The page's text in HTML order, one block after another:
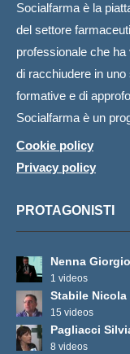
Socialfarma è la
del settore
professionale che
di racchiudere in
formative e di
Socialfarma è un
Cookie policy
Privacy policy
PROTAGONISTI
Nenna Giorgio
1 videos
Stabile Nicola
15 videos
Pagliacci
8 videos